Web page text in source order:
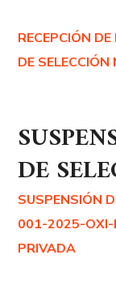
RECEPCIÓN
DE
DE
SUSPENSIÓN
001-2025-OXI-
PRIVADA